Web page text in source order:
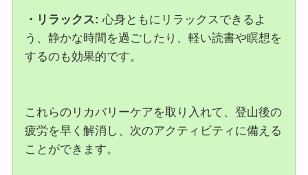
・リラックス: 心身ともにリラックスできるよ
う、静かな時間を過ごしたり、軽い読書や瞑想を
するのも効果的です。
これらのリカバリーケアを取り入れて、登山後の
疲労を早く解消し、次のアクティビティに備える
ことができます。